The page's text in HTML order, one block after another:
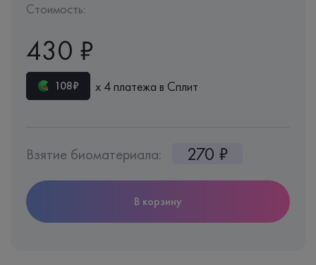
Стоимость:
430 ₽
108₽ х 4 платежа в Сплит
Взятие биоматериала: 270 ₽
В корзину